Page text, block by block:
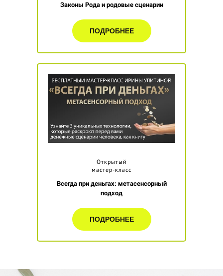
Законы Рода и родовые сценарии
ПОДРОБНЕЕ
Открытый
мастер-класс
Всегда при деньгах: метасенсорный
подход
ПОДРОБНЕЕ